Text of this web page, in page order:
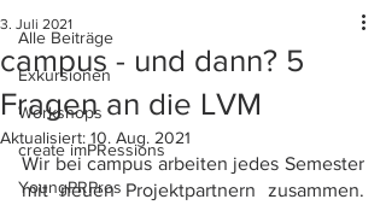
Alle Beiträge
Exkursionen
Workshops
create imPRessions
YoungPRPros
campus - und dann? 5
Fragen an die LVM
3. Juli 2021
Aktualisiert: 10. Aug. 2021
Wir bei campus arbeiten jedes Semester
mit neuen Projektpartnern zusammen.